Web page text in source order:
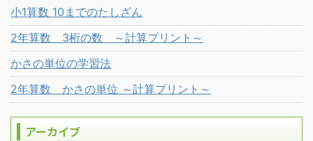
小1算数 10までのたしざん
2年算数 3桁の数 ～計算プリント～
かさの単位の学習法
2年算数 かさの単位 ～計算プリント～
アーカイブ